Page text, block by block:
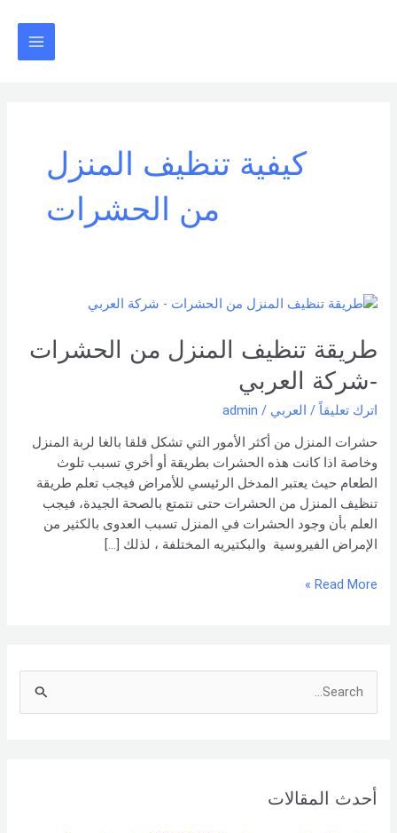
كيفية تنظيف المنزل
من الحشرات
طريقة تنظيف المنزل من الحشرات
-شركة العربي
اترك تعليقاً / العربي /
admin
حشرات المنزل من أكثر الأمور التي تشكل قلقا بالغا لربة المنزل
وخاصة اذا كانت هذه الحشرات بطريقة أو أخري تسبب تلوث
الطعام حيث يعتبر المدخل الرئيسي للأمراض فيجب تعلم طريقة
تنظيف المنزل من الحشرات حتى نتمتع بالصحة الجيدة، فيجب
العلم بأن وجود الحشرات في المنزل تسبب العدوى بالكثير من
الإمراض الفيروسية والبكتيريه المختلفة ، لذلك […]
طريقة
المنزل
الحشرات
-شركة
Read More »
cأحدث المقالات